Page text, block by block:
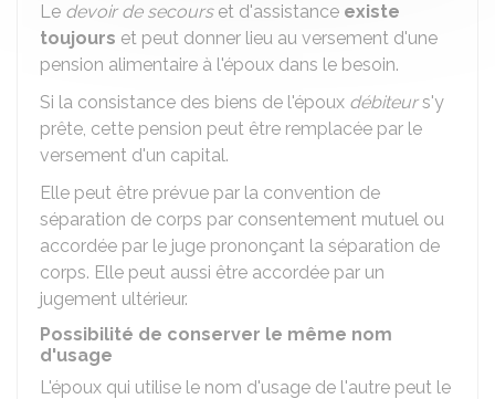
Le devoir de secourset d'assistance existe
toujours et peut donner lieu au versement d'une
pension alimentaire à l'époux dans le besoin.
Si la consistance des biens de l'époux débiteurs'y
prête, cette pension peut être remplacée par le
versement d'un capital.
Elle peut être prévue par la convention de
séparation de corps par consentement mutuel ou
accordée par le juge prononçant la séparation de
corps. Elle peut aussi être accordée par un
jugement ultérieur.
Possibilité de conserver le même nom
d'usage
L'époux qui utilise le nom d'usage de l'autre peut le